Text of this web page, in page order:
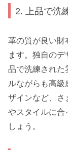
2. 上品で洗
革の質が良い財
ます。独自の
品で洗練された
ルながらも高
ザインなど、さ
やスタイルに合
しょう。